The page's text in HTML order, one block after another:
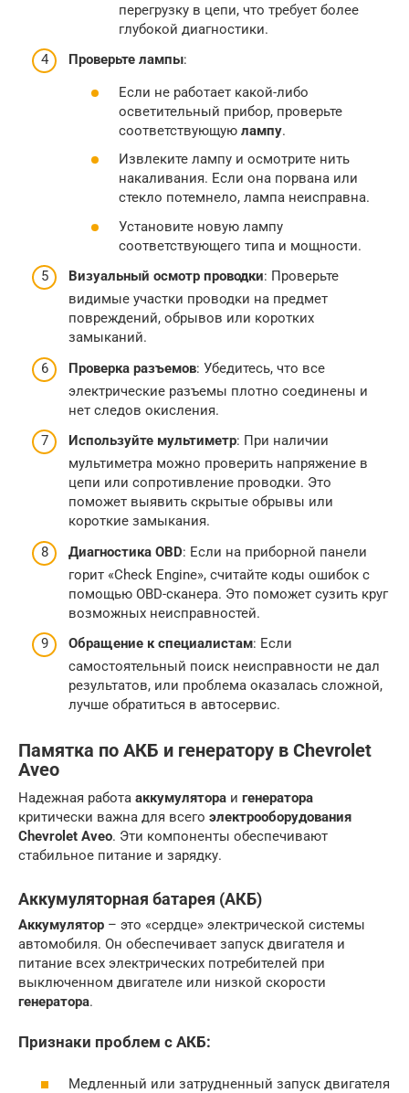
перегрузку в цепи, что требует более
глубокой диагностики.
Проверьте лампы:
Если не работает какой-либо
осветительный прибор, проверьте
соответствующую лампу.
Извлеките лампу и осмотрите нить
накаливания. Если она порвана или
стекло потемнело, лампа неисправна.
Установите новую лампу
соответствующего типа и мощности.
Визуальный осмотр проводки: Проверьте
видимые участки проводки на предмет
повреждений, обрывов или коротких
замыканий.
Проверка разъемов: Убедитесь, что все
электрические разъемы плотно соединены и
нет следов окисления.
Используйте мультиметр: При наличии
мультиметра можно проверить напряжение в
цепи или сопротивление проводки. Это
поможет выявить скрытые обрывы или
короткие замыкания.
Диагностика OBD: Если на приборной панели
горит «Check Engine», считайте коды ошибок с
помощью OBD-сканера. Это поможет сузить круг
возможных неисправностей.
Обращение к специалистам: Если
самостоятельный поиск неисправности не дал
результатов, или проблема оказалась сложной,
лучше обратиться в автосервис.
Памятка по АКБ и генератору в Chevrolet
Aveo
Надежная работа аккумулятора и генератора
критически важна для всего электрооборудования
Chevrolet Aveo. Эти компоненты обеспечивают
стабильное питание и зарядку.
Аккумуляторная батарея (АКБ)
Аккумулятор – это «сердце» электрической системы
автомобиля. Он обеспечивает запуск двигателя и
питание всех электрических потребителей при
выключенном двигателе или низкой скорости
генератора.
Признаки проблем с АКБ:
Медленный или затрудненный запуск двигателя